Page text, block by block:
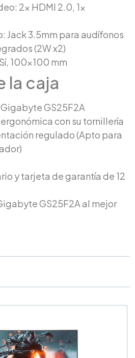
2x HDMI 2.0, 1x
Jack 3.5mm para audífonos
(2W x2)
100×100 mm
la caja
GS25F2A
con su tornillería
regulado (Apto para
y tarjeta de garantía de 12
GS25F2A al mejor